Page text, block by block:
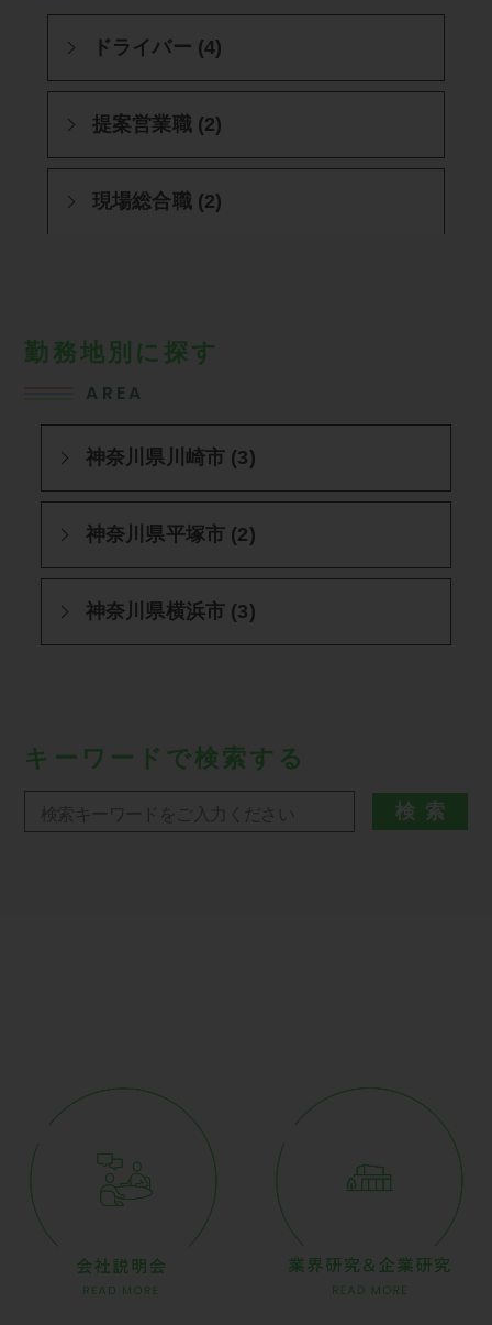
ドライバー (4)
提案営業職 (2)
現場総合職 (2)
勤務地別に探す
AREA
神奈川県川崎市 (3)
神奈川県平塚市 (2)
神奈川県横浜市 (3)
キーワードで検索する